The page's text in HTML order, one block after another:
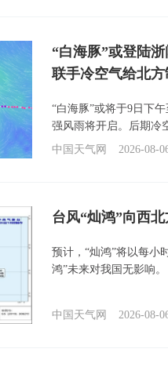
“白海豚”或登陆
联手冷空气给北
“白海豚”或将于9日下
强风雨将开启。后期冷
中国天气网
2026-08-
台风“灿鸿”向西
预计，“灿鸿”将以每小
鸿”未来对我国无影响。
中国天气网 2026-08-